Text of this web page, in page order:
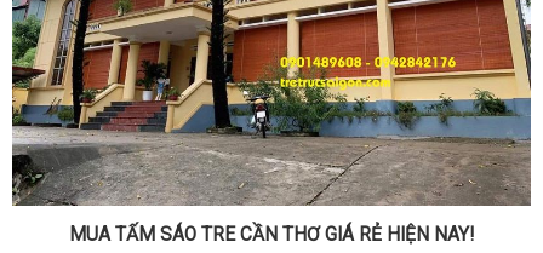
MUA TẤM SÁO TRE CẦN THƠ GIÁ RẺ HIỆN NAY!